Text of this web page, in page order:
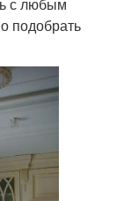
подобрать